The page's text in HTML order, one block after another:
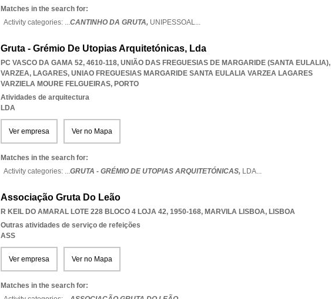
Matches in the search for:
Activity categories: ...CANTINHO DA GRUTA, UNIPESSOAL...
Gruta - Grémio De Utopias Arquitetónicas, Lda
PC VASCO DA GAMA 52, 4610-118, UNIÃO DAS FREGUESIAS DE MARGARIDE (SANTA EULALIA),
VARZEA, LAGARES, UNIAO FREGUESIAS MARGARIDE SANTA EULALIA VARZEA LAGARES
VARZIELA MOURE FELGUEIRAS, PORTO
Atividades de arquitectura
LDA
Ver empresa Ver no Mapa
Matches in the search for:
Activity categories: ...GRUTA - GRÉMIO DE UTOPIAS ARQUITETÓNICAS, LDA...
Associação Gruta Do Leão
R KEIL DO AMARAL LOTE 228 BLOCO 4 LOJA 42, 1950-168, MARVILA LISBOA, LISBOA
Outras atividades de serviço de refeições
ASS
Ver empresa Ver no Mapa
Matches in the search for: